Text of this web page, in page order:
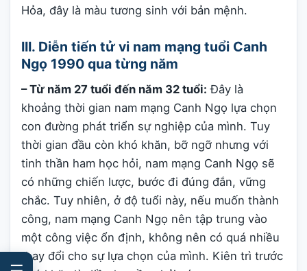
Hỏa, đây là màu tương sinh với bản mệnh.
III. Diễn tiến tử vi nam mạng tuổi Canh
Ngọ 1990 qua từng năm
– Từ năm 27 tuổi đến năm 32 tuổi: Đây là
khoảng thời gian nam mạng Canh Ngọ lựa chọn
con đường phát triển sự nghiệp của mình. Tuy
thời gian đầu còn khó khăn, bỡ ngỡ nhưng với
tinh thần ham học hỏi, nam mạng Canh Ngọ sẽ
có những chiến lược, bước đi đúng đắn, vững
chắc. Tuy nhiên, ở độ tuổi này, nếu muốn thành
công, nam mạng Canh Ngọ nên tập trung vào
một công việc ổn định, không nên có quá nhiều
thay đổi cho sự lựa chọn của mình. Kiên trì trước